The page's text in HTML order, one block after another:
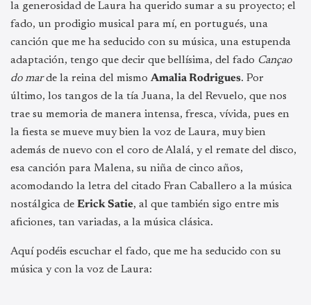
la generosidad de Laura ha querido sumar a su proyecto; el
fado, un prodigio musical para mí, en portugués, una
canción que me ha seducido con su música, una estupenda
adaptación, tengo que decir que bellísima, del fado Cançao
do marde la reina del mismo Amalia Rodrigues. Por
último, los tangos de la tía Juana, la del Revuelo, que nos
trae su memoria de manera intensa, fresca, vívida, pues en
la fiesta se mueve muy bien la voz de Laura, muy bien
además de nuevo con el coro de Alalá, y el remate del disco,
esa canción para Malena, su niña de cinco años,
acomodando la letra del citado Fran Caballero a la música
nostálgica de Erick Satie, al que también sigo entre mis
aficiones, tan variadas, a la música clásica.
Aquí podéis escuchar el fado, que me ha seducido con su
música y con la voz de Laura: